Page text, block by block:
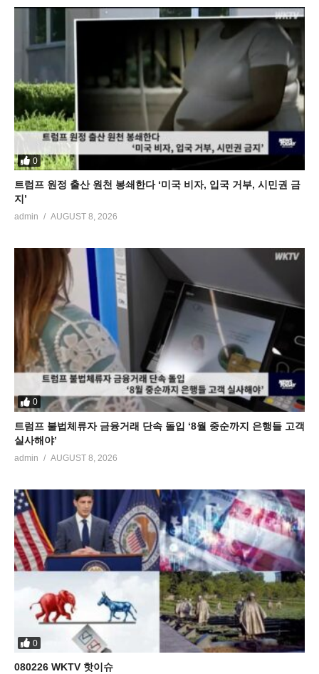
0
트럼프 원정 출산 원천 봉쇄한다 ‘미국 비자, 입국 거부, 시민권 금
지’
admin AUGUST 8, 2026
0
트럼프 불법체류자 금융거래 단속 돌입 ‘8월 중순까지 은행들 고객
실사해야’
admin AUGUST 8, 2026
0
080226 WKTV 핫이슈